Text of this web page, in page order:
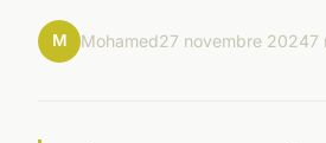
M Mohamed27 novembre 20247